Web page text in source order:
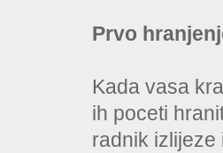
Prvo
Kada vasa
ih poceti
radnik izlijeze